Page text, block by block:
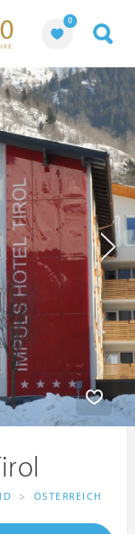
0
> ÖSTERREICH